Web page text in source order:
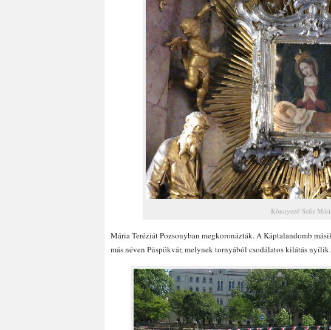
Könnyező Szűz
Mária Teréziát Pozsonyban megkoronázták. A Káptalandomb
más néven Püspökvár, melynek tornyából csodálatos kilátás nyílik.